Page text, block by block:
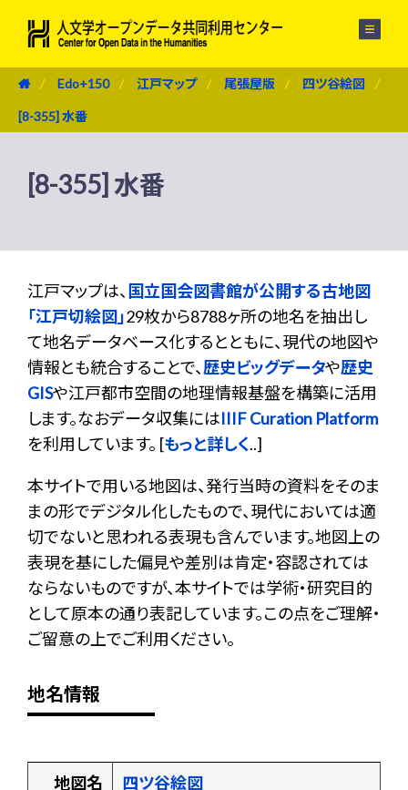
Edo+150 江戸マップ 尾張屋版 四ツ谷絵図
[8-355] 水番
[8-355] 水番
江戸マップは、 国立国会図書館が公開する古地図
「江戸切絵図」29枚から8788ヶ所の地名を抽出し
て地名データベース化するとともに、現代の地図や
情報とも統合することで、歴史ビッグデータや歴史
GISや江戸都市空間の地理情報基盤を構築に活用
します。なおデータ収集にはIIIF Curation Platform
を利用しています。 [もっと詳しく..]
本サイトで用いる地図は、発行当時の資料をそのま
まの形でデジタル化したもので、現代においては適
切でないと思われる表現も含んでいます。地図上の
表現を基にした偏見や差別は肯定・容認されては
ならないものですが、本サイトでは学術・研究目的
として原本の通り表記しています。この点をご理解・
ご留意の上でご利用ください。
地名情報
地図名
四ツ谷絵図